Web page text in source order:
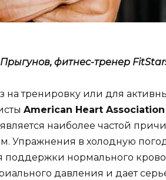
фитнес-тренер
на тренировку или для
American Heart Association
является наиболее частой
Упражнения в холодную
поддержки нормального
давления и дает